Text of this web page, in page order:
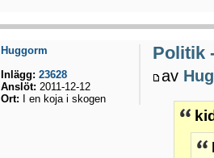
Politik
av
Huggorm
Inlägg: 23628
Anslöt: 2011-12-12
Ort: I en koja i skogen